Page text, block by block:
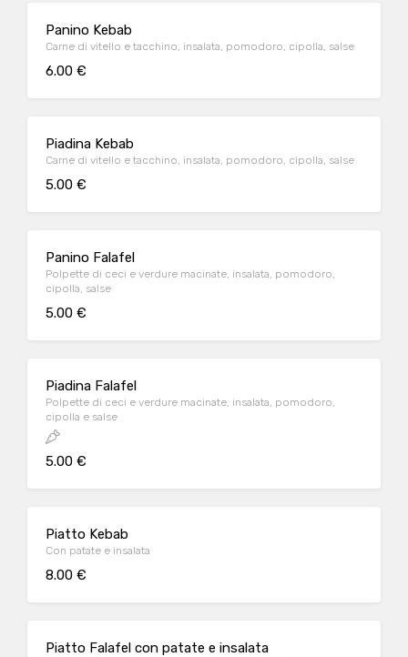
Panino Kebab
Carne di vitello e tacchino, insalata, pomodoro, cipolla, salse
6.00 €
Piadina Kebab
Carne di vitello e tacchino, insalata, pomodoro, cipolla, salse
5.00 €
Panino Falafel
Polpette di ceci e verdure macinate, insalata, pomodoro,
cipolla, salse
5.00 €
Piadina Falafel
Polpette di ceci e verdure macinate, insalata, pomodoro,
cipolla e salse
5.00 €
Piatto Kebab
Con patate e insalata
8.00 €
Piatto Falafel con patate e insalata